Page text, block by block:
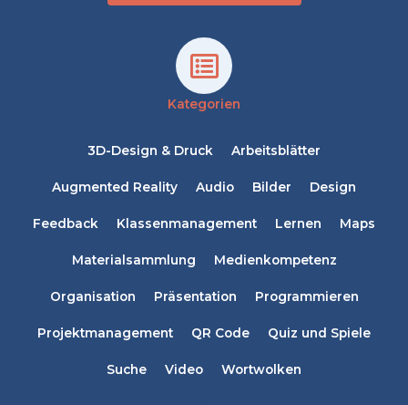
Kategorien
3D-Design & Druck Arbeitsblätter
Augmented Reality Audio Bilder Design
Feedback Klassenmanagement Lernen Maps
Materialsammlung Medienkompetenz
Organisation Präsentation Programmieren
Projektmanagement QR Code Quiz und Spiele
Suche Video Wortwolken